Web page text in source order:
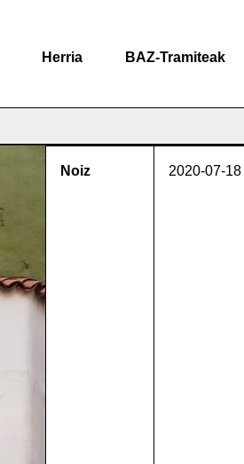
Herria BAZ-Tramiteak
Noiz 2020-07-18